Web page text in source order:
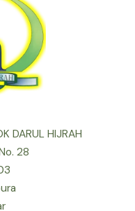
DARUL HIJRAH
28